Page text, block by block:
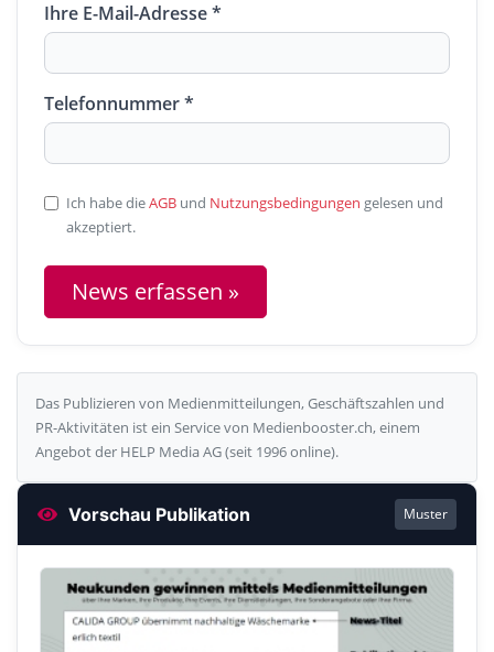
Ihre E-Mail-Adresse *
Telefonnummer *
Ich habe dieAGB und Nutzungsbedingungen gelesen und
akzeptiert.
News erfassen »
Das Publizieren von Medienmitteilungen, Geschäftszahlen und
PR-Aktivitäten ist ein Service von Medienbooster.ch, einem
Angebot der HELP Media AG (seit 1996 online).
Vorschau Publikation Muster